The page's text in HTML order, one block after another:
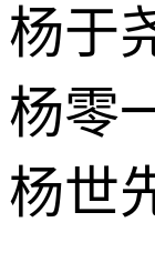
杨于
杨零
杨世